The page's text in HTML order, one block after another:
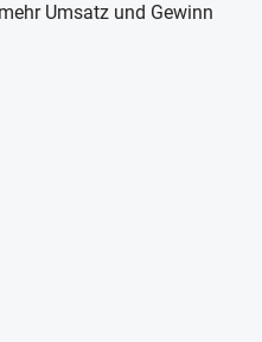
Umsatz und Gewinn